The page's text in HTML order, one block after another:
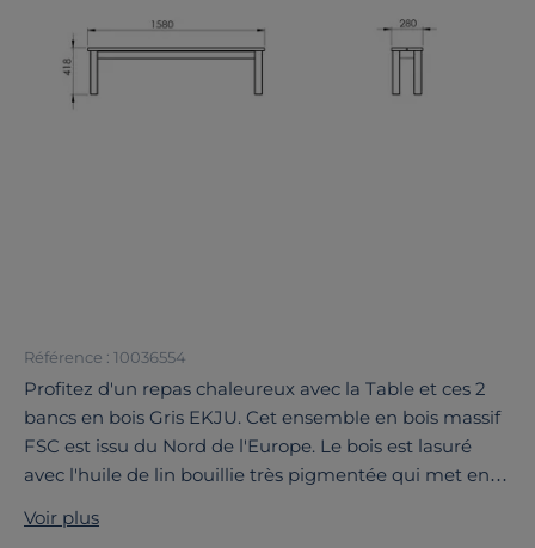
Référence : 10036554
Profitez d'un repas chaleureux avec la Table et ces 2
bancs en bois Gris EKJU. Cet ensemble en bois massif
FSC est issu du Nord de l'Europe. Le bois est lasuré
avec l'huile de lin bouillie très pigmentée qui met en
au produit une bonne résistance face à l'humidité, une
Voir plus